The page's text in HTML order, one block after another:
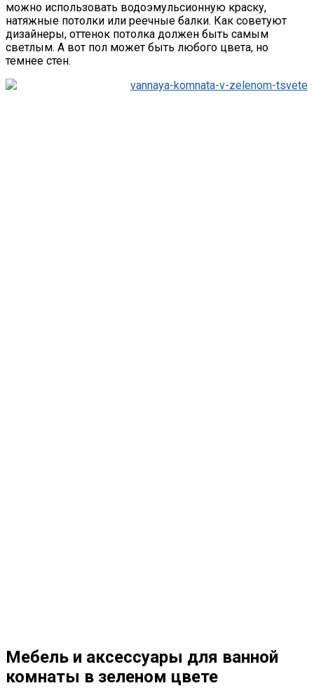
можно использовать водоэмульсионную краску,
натяжные потолки или реечные балки. Как советуют
дизайнеры, оттенок потолка должен быть самым
светлым. А вот пол может быть любого цвета, но
темнее стен.
Мебель и аксессуары для ванной
комнаты в зеленом цвете